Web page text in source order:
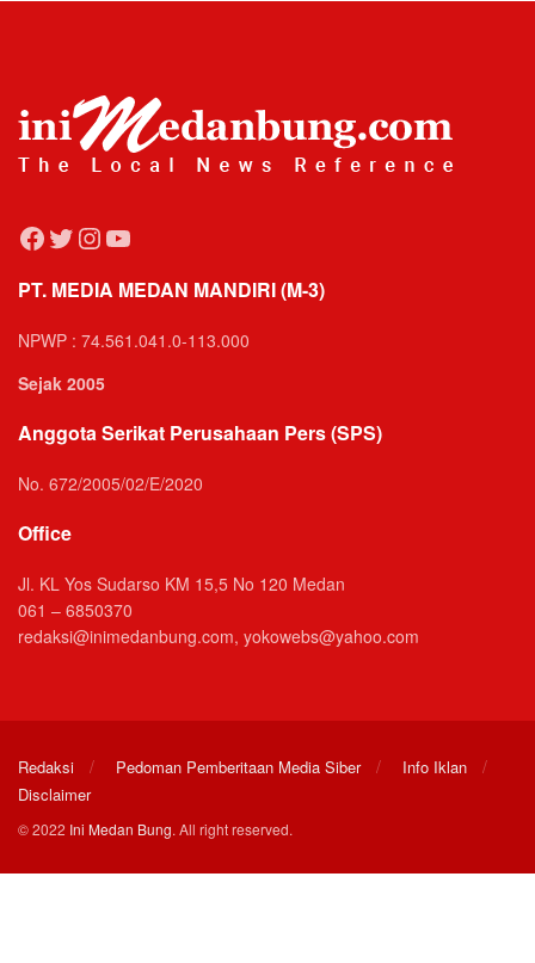
Facebook
Twitter
Instagram
YouTube
PT. MEDIA MEDAN MANDIRI (M-3)
NPWP : 74.561.041.0-113.000
Sejak 2005
Anggota Serikat Perusahaan Pers (SPS)
No. 672/2005/02/E/2020
Office
Jl. KL Yos Sudarso KM 15,5 No 120 Medan
061 – 6850370
redaksi@inimedanbung.com, yokowebs@yahoo.com
Redaksi Pedoman Pemberitaan Media Siber
Info Iklan
Disclaimer
© 2022 Ini Medan Bung. All right reserved.